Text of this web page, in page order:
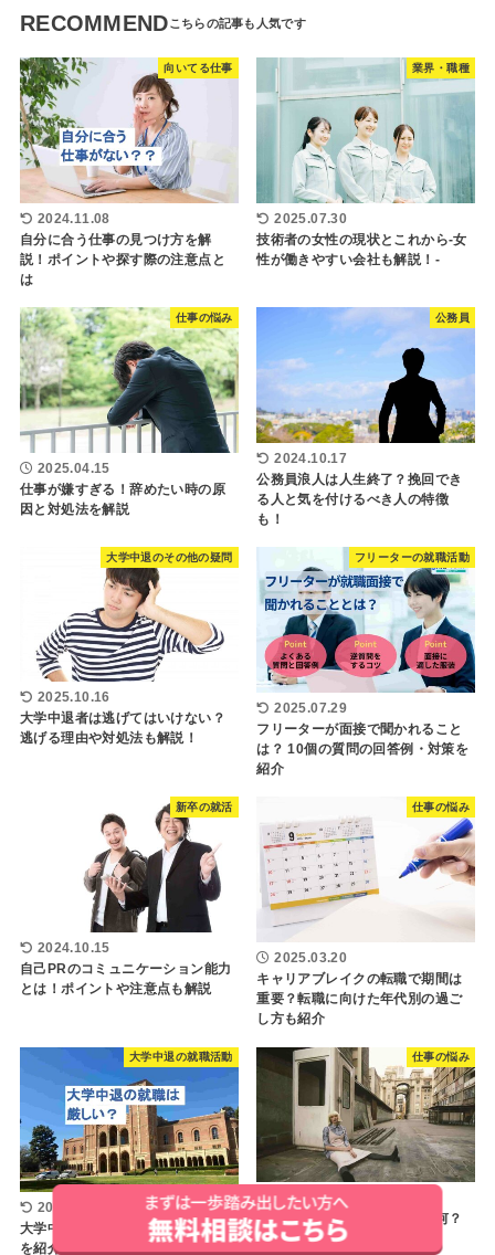
RECOMMEND
向いてる仕事
2024.11.08
自分に合う仕事の見つけ方を解
説！ポイントや探す際の注意点と
は
業界・職種
2025.07.30
技術者の女性の現状とこれから-女
性が働きやすい会社も解説！-
仕事の悩み
2025.04.15
仕事が嫌すぎる！辞めたい時の原
因と対処法を解説
公務員
2024.10.17
公務員浪人は人生終了？挽回でき
る人と気を付けるべき人の特徴
も！
大学中退のその他の疑問
2025.10.16
大学中退者は逃げてはいけない？
逃げる理由や対処法も解説！
フリーターの就職活動
2025.07.29
フリーターが面接で聞かれること
は？ 10個の質問の回答例・対策を
紹介
新卒の就活
2024.10.15
自己PRのコミュニケーション能力
とは！ポイントや注意点も解説
仕事の悩み
2025.03.20
キャリアブレイクの転職で期間は
重要？転職に向けた年代別の過ご
し方も紹介
大学中退の就職活動
2025.10.03
大学中退からの就職成功者の事例
を紹介！就職は厳しいのか解説
仕事の悩み
2024.06.24
仕事でのオーバーワークとは何？
原因や症状、対策を紹介！